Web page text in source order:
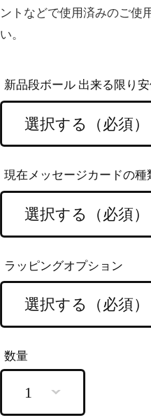
ントなどで使用済みのご使
い。
新品段ボール 出来る限り
現在メッセージカードの種
ラッピングオプション
数量